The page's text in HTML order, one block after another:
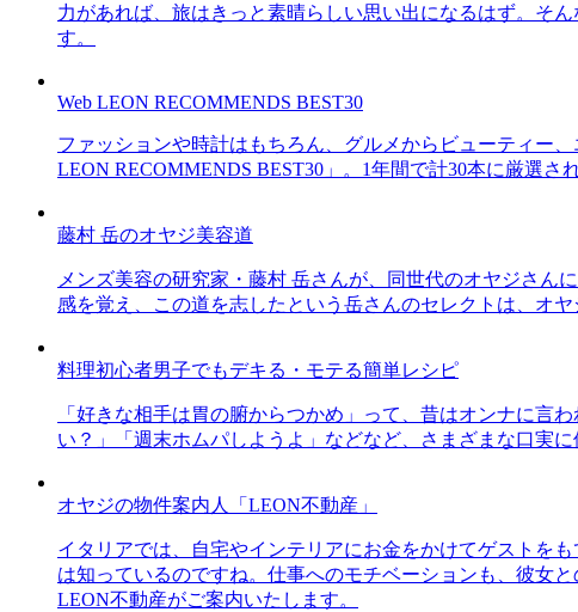
力があれば、旅はきっと素晴らしい思い出になるはず。そ
す。
Web LEON RECOMMENDS BEST30
ファッションや時計はもちろん、グルメからビューティー
LEON RECOMMENDS BEST30」。1年間で計30本に厳選
藤村 岳のオヤジ美容道
メンズ美容の研究家・藤村 岳さんが、同世代のオヤジさん
感を覚え、この道を志したという岳さんのセレクトは、オヤ
料理初心者男子でもデキる・モテる簡単レシピ
「好きな相手は胃の腑からつかめ」って、昔はオンナに言
い？」「週末ホムパしようよ」などなど、さまざまな口実
オヤジの物件案内人「LEON不動産」
イタリアでは、自宅やインテリアにお金をかけてゲストを
は知っているのですね。仕事へのモチベーションも、彼女
LEON不動産がご案内いたします。